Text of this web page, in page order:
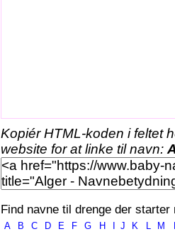
Kopiér HTML-koden i feltet
website for at linke til navn:
Find navne til drenge der starter
A B C D E F G H J K L M